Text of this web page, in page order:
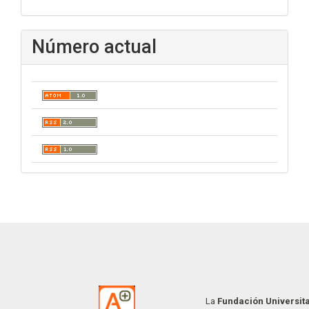
Número actual
La Fundación